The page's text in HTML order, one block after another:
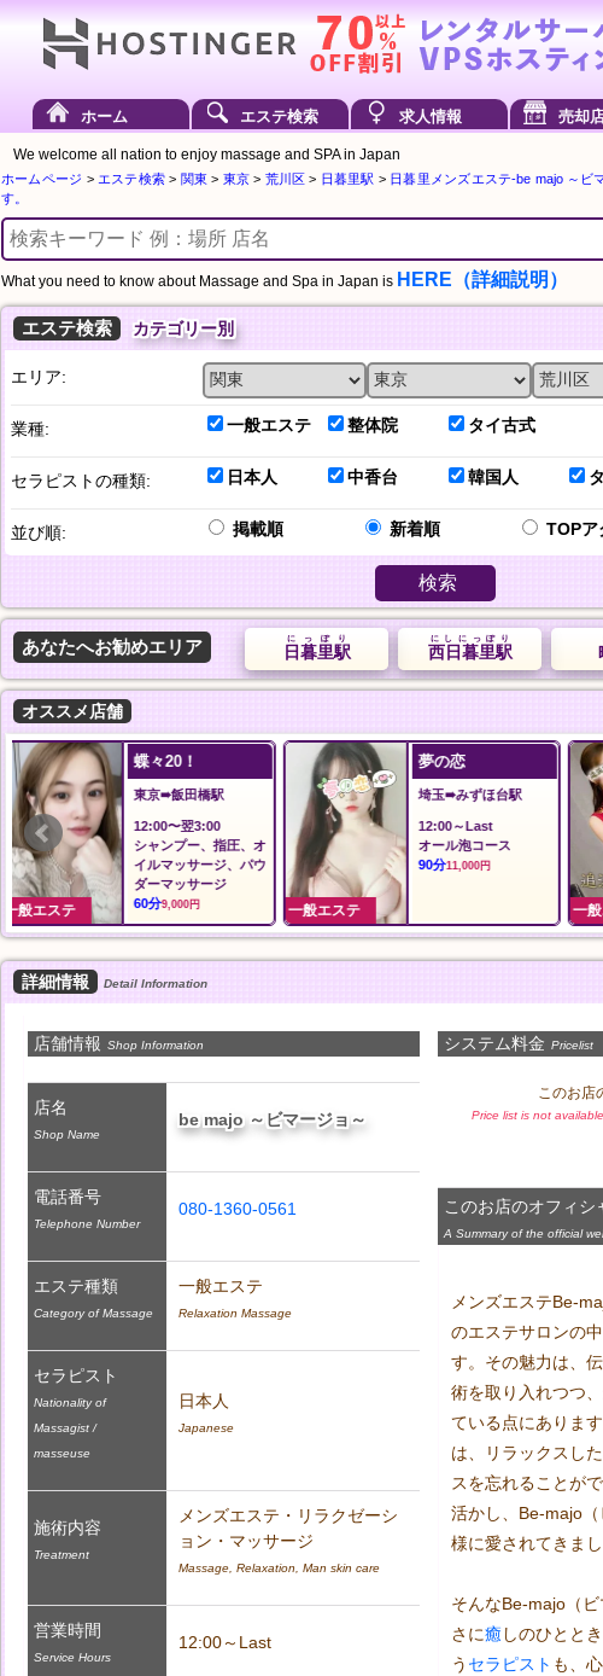
ホーム エステ検索 求人情報 売却
We welcome all nation to enjoy massage and SPA in Japan
ホームページ > エステ検索 > 関東 > 東京 > 荒川区 > 日暮里駅 > 日暮里メンズエステ-be majo ～ビ
す。
What you need to know about Massage and Spa in Japan is HERE（詳細説明）
エステ検索 カテゴリー別
エリア:
業種: 一般エステ 整体院 タイ古式
セラピストの種類: 日本人 中香台 韓国人
並び順: 掲載順 新着順 TOPア
検索
あなたへお勧めエリア 西日暮里駅
にしにっぽり
日暮里駅
にっぽり
オススメ店舗
一般エステ
夢の恋
埼玉➠みずほ台駅
12:00～Last
オール泡コース
90分11,000円
一般エステ
追浜マッサージ
神奈川➠追浜駅
11:00〜Last
人気コース
50分 7,000円
一
詳細情報 Detail Information
システム料金 Pricelist
このお店
Price list is not
このお店のオフィシ
A Summary of the official
メンズエステBe-
のエステサロンの
す。その魅力は、
術を取り入れつつ
ている点にあります
は、リラックスし
スを忘れることが
活かし、Be-majo
様に愛されてきまし
そんなBe-majo（
さに癒 しのひとと
う セラピスト も、
店舗情報 Shop Information
店名
Shop Name
be majo ～ビマージョ～
電話番号
Telephone Number
080-1360-0561
エステ種類
Category of Massage
一般エステ
Relaxation Massage
セラピスト
Nationality of
Massagist /
masseuse
日本人
Japanese
施術内容
Treatment
メンズエステ・リラクゼーシ
ョン・マッサージ
Massage, Relaxation, Man skin care
営業時間
Service Hours
12:00～Last